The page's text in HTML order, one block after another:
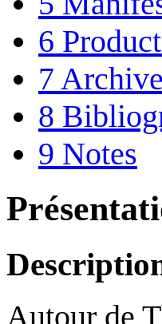
6
7
8
9 Notes
Autour de